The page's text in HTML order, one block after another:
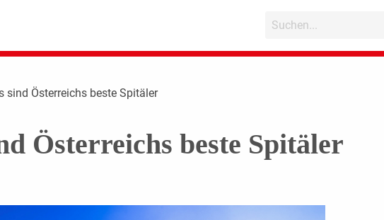
sind Österreichs beste Spitäler
Österreichs beste Spitäler